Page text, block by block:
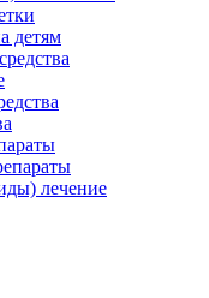
детям
лечение